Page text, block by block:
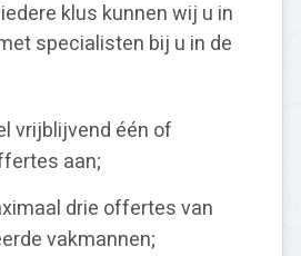
klus kunnen wij u in
specialisten bij u in de
vrijblijvend één of
aan;
drie offertes van
vakmannen;